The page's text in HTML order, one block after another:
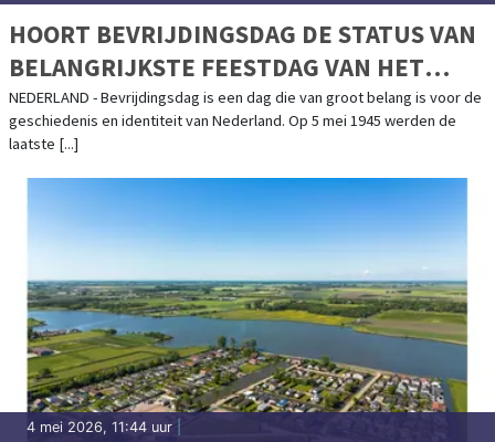
HOORT BEVRIJDINGSDAG DE STATUS VAN
BELANGRIJKSTE FEESTDAG VAN HET
JAAR TE KRIJGEN?
NEDERLAND - Bevrijdingsdag is een dag die van groot belang is voor de
geschiedenis en identiteit van Nederland. Op 5 mei 1945 werden de
laatste [...]
4 mei 2026, 11:44 uur